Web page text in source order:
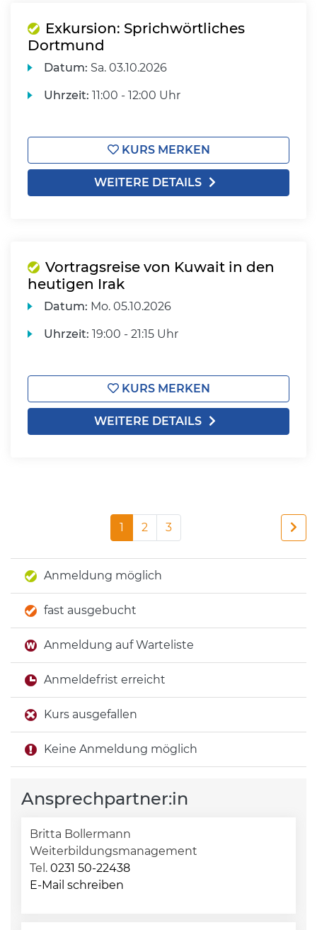
Exkursion: Sprichwörtliches
Dortmund
Datum: Sa. 03.10.2026
Uhrzeit: 11:00 - 12:00 Uhr
KURS MERKEN
WEITERE DETAILS
Vortragsreise von Kuwait in den
heutigen Irak
Datum: Mo. 05.10.2026
Uhrzeit: 19:00 - 21:15 Uhr
KURS MERKEN
WEITERE DETAILS
1 2 3
Anmeldung möglich
fast ausgebucht
Anmeldung auf Warteliste
Anmeldefrist erreicht
Kurs ausgefallen
Keine Anmeldung möglich
Ansprechpartner:in
Britta Bollermann
Weiterbildungsmanagement
Tel. 0231 50-22438
E-Mail schreiben